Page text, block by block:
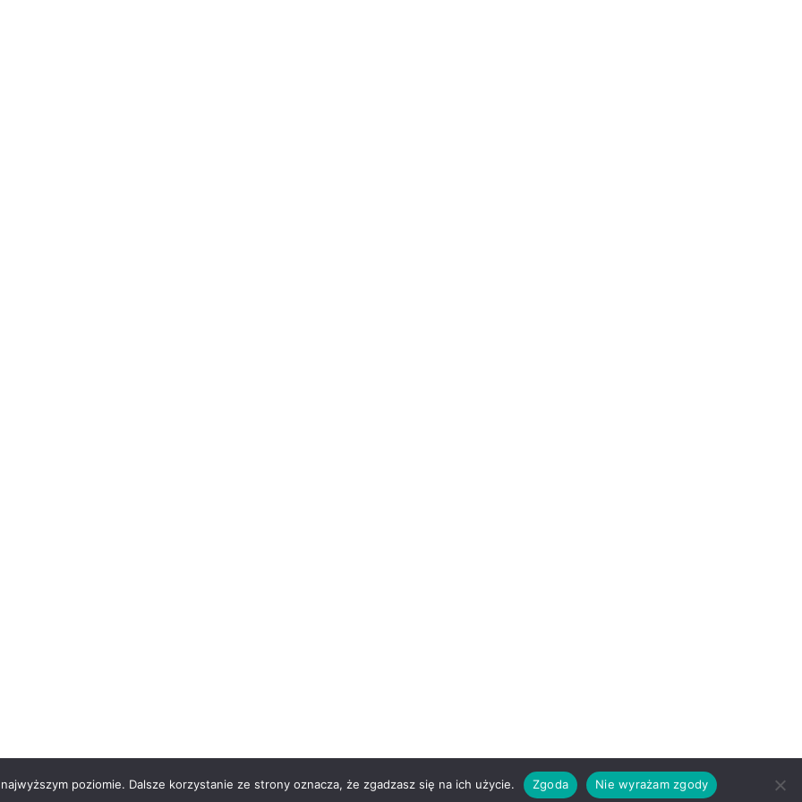
dazzling MotywColorlibDziała naWordPress
poziomie. Dalsze korzystanie ze strony oznacza, że zgadzasz się na ich użycie. Zgoda Nie wyrażam zgody